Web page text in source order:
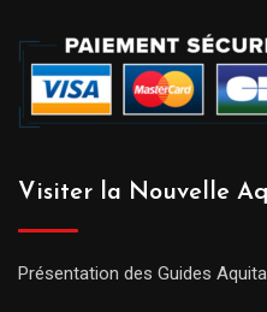
Visiter la Nouvelle
Présentation des Guides